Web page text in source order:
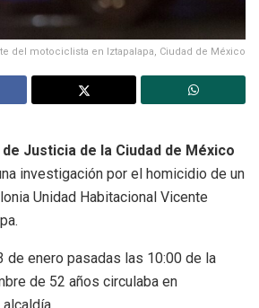
del motociclista en Iztapalapa, Ciudad de México
Justicia de la Ciudad de México
investigación por el homicidio de un
Unidad Habitacional Vicente
de enero pasadas las 10:00 de la
de 52 años circulaba en